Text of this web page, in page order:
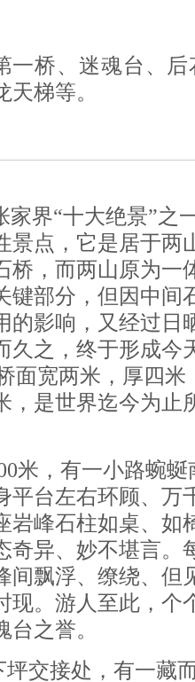
一桥、迷魂台、
梯等。
家界“十大绝景”之
景点，它是居于两
桥，而两山原为一
键部分，但因中间
的影响，又经过日
久之，终于形成今
面宽两米，厚四米
，是世界迄今为止
米，有一小路蜿蜒
平台左右环顾、万
岩峰石柱如桌、如
奇异、妙不堪言。
间飘浮、缭绕、但
现。游人至此，个
之誉。
交接处，有一藏